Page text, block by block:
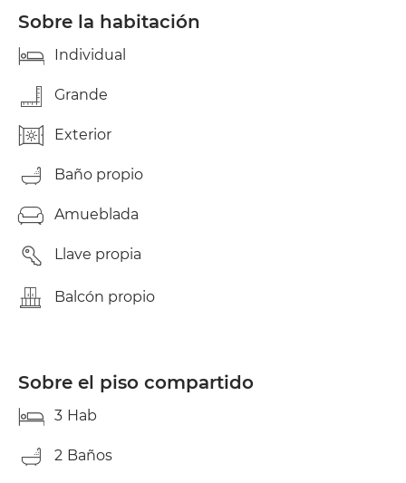
common areas. Two bathrooms, nice kitchen. Atico
piso. Bien comunicado parada de metro Amistad, y
terraza. Todo amueblado y limpio.
Sobre la habitación
Individual
Grande
Exterior
Baño propio
Amueblada
Llave propia
Balcón propio
Sobre el piso compartido
3 Hab
2 Baños